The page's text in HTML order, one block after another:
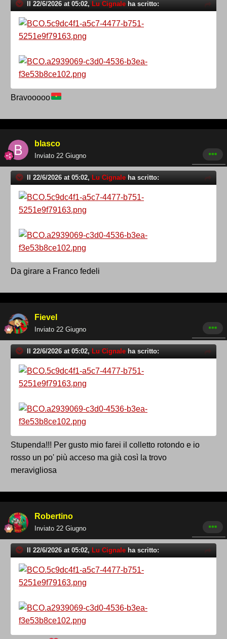
Il 22/6/2026 at 05:02, Lu Cignale ha scritto:
Bravooooo
blasco
Inviato 22 Giugno
Il 22/6/2026 at 05:02, Lu Cignale ha scritto:
Da girare a Franco fedeli
Fievel
Inviato 22 Giugno
Il 22/6/2026 at 05:02, Lu Cignale ha scritto:
Stupenda!!! Per gusto mio farei il colletto rotondo e io
rosso un po' più acceso ma già così la trovo
meravigliosa
Robertino
Inviato 22 Giugno
Il 22/6/2026 at 05:02, Lu Cignale ha scritto: